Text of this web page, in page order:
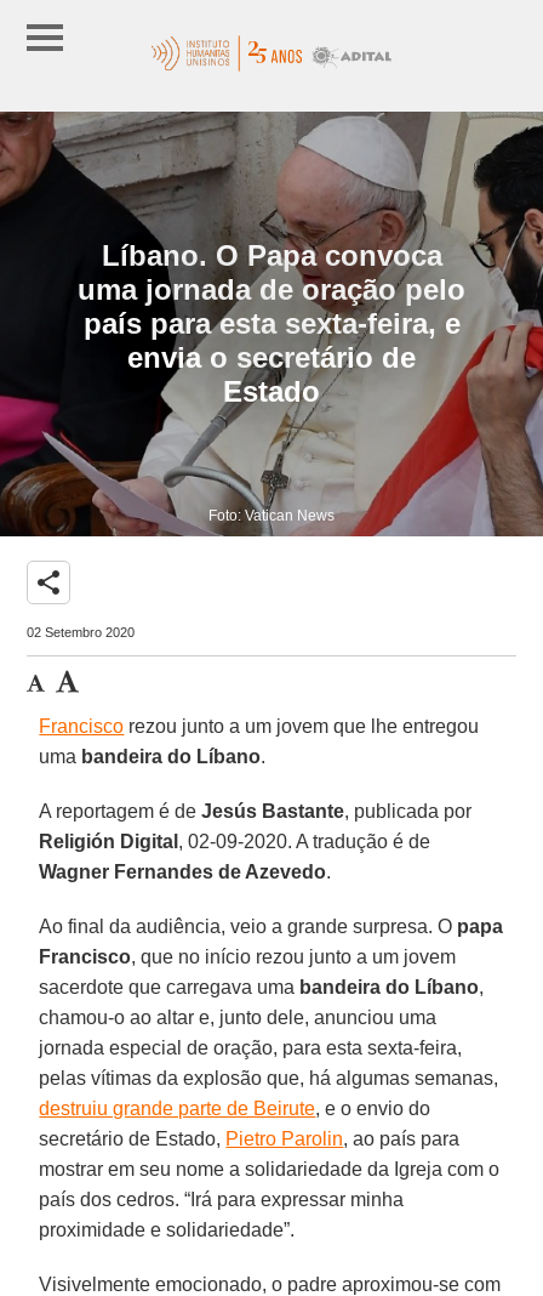
Líbano. O Papa convoca
uma jornada de oração pelo
país para esta sexta-feira, e
envia o secretário de
Estado
Foto: Vatican News
share
02 Setembro 2020
Francisco rezou junto a um jovem que lhe entregou
uma bandeira do Líbano.
A reportagem é deJesús Bastante, publicada por
Religión Digital , 02-09-2020. A tradução é de
Wagner Fernandes de Azevedo.
Ao final da audiência, veio a grande surpresa. O papa
Francisco, que no início rezou junto a um jovem
sacerdote que carregava uma bandeira do Líbano,
chamou-o ao altar e, junto dele, anunciou uma
jornada especial de oração, para esta sexta-feira,
pelas vítimas da explosão que, há algumas semanas,
destruiu grande parte de Beirute, e o envio do
secretário de Estado, Pietro Parolin, ao país para
mostrar em seu nome a solidariedade da Igreja com o
país dos cedros. “Irá para expressar minha
proximidade e solidariedade”.
Visivelmente emocionado, o padre aproximou-se com